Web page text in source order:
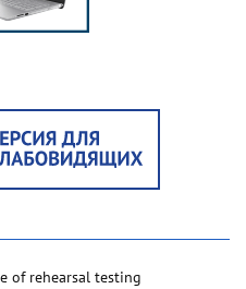
of rehearsal testing